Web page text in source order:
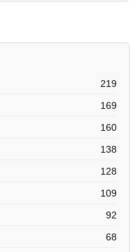
219
169
160
138
128
109
92
68